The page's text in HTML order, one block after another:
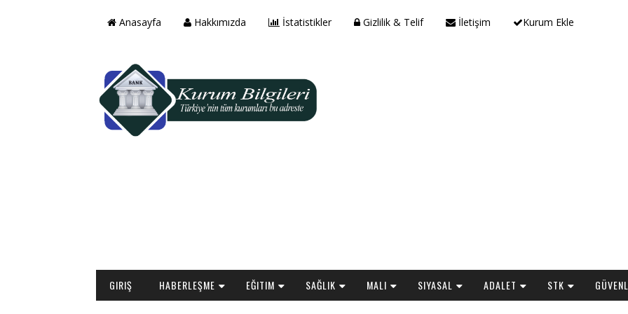
Anasayfa Hakkımızda İstatistikler Gizlilik & Telif İletişim Kurum Ekle
GIRIŞ HABERLEŞME EĞITIM SAĞLIK MALI SIYASAL ADALET STK